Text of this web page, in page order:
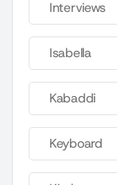
Interviews
Isabella
Kabaddi
Keyboard